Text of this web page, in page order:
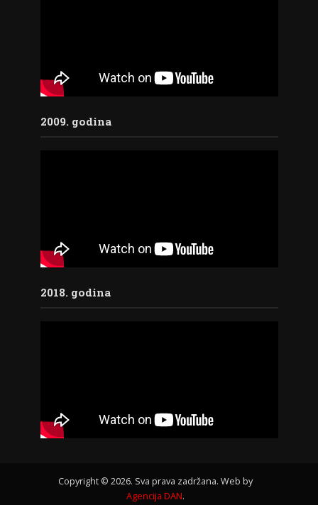
2009. godina
2018. godina
Copyright © 2026. Sva prava zadržana. Web by
Agencija DAN.